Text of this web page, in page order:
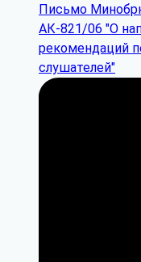
Письмо
АК-821/06 "О
рекомендаций
слушателей"